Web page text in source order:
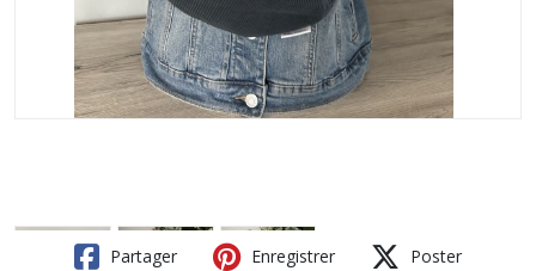
Partager Enregistrer Poster